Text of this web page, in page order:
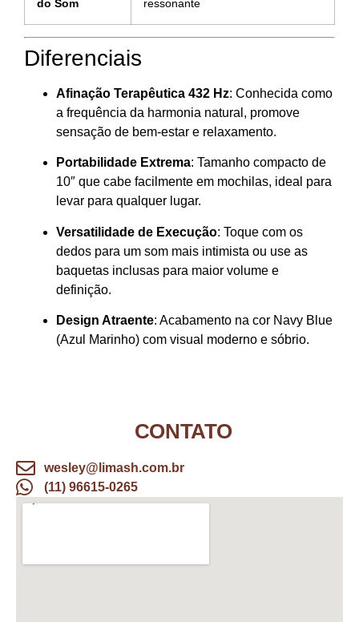
do Som
ressonante
Diferenciais
Afinação Terapêutica 432 Hz: Conhecida como
a frequência da harmonia natural, promove
sensação de bem-estar e relaxamento.
Portabilidade Extrema: Tamanho compacto de
10″ que cabe facilmente em mochilas, ideal para
levar para qualquer lugar.
Versatilidade de Execução: Toque com os
dedos para um som mais intimista ou use as
baquetas inclusas para maior volume e
definição.
Design Atraente: Acabamento na cor Navy Blue
(Azul Marinho) com visual moderno e sóbrio.
CONTATO
wesley@limash.com.br
(11) 96615-0265